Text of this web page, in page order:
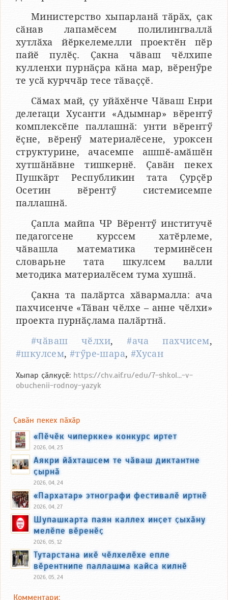
Министерство хыпарланӑ тӑрӑх, ҫак
сӑнав лапамӗсем полилингваллӑ
хутлӑха йӗркелемелли проектӗн пӗр
пайӗ пулӗҫ. Ҫакна чӑваш чӗлхипе
кулленхи пурнӑҫра кӑна мар, вӗренӳре
те усӑ курччӑр тесе тӑваҫҫӗ.
Сӑмах май, ҫу уйӑхӗнче Чӑваш Енри
делегаци Хусанти «Адымнар» вӗрентӳ
комплексӗпе паллашнӑ: унти вӗрентӳ
ӗҫне, вӗренӳ материалӗсене, уроксен
структурине, ачасемпе ашшӗ-амӑшӗн
хутшӑнӑвне тишкернӗ. Ҫавӑн пекех
Пушкӑрт Республикин тата Ҫурҫӗр
Осетин вӗрентӳ системисемпе
паллашнӑ.
Ҫапла майпа ЧР Вӗрентӳ институчӗ
педагогсене курссем хатӗрлеме,
чӑвашла математика терминӗсен
словарьне тата шкулсем валли
методика материалӗсем тума хушнӑ.
Ҫакна та палӑртса хӑвармалла: ача
пахчисенче «Тӑван чӗлхе – анне чӗлхи»
проекта пурнӑҫлама палӑртнӑ.
#чӑваш чӗлхи,#ача пахчисем,
#шкулсем,#тӳре-шара, #Хусан
Хыпар ҫӑлкуҫӗ: https://chv.aif.ru/edu/7-shkol...-v-
obuchenii-rodnoy-yazyk
Ҫавӑн пекех пӑхӑр
«Пӗчӗк чиперкке» конкурс иртет
2026, 04, 23
Аякри йӑхташсем те чӑваш диктантне
ҫырнӑ
2026, 04, 24
«Пархатар» этнографи фестивалӗ иртнӗ
2026, 04, 27
Шупашкарта паян каллех инҫет ҫыхӑну
мелӗпе вӗренӗҫ
2026, 05, 12
Тутарстана икӗ чӗлхелӗхе епле
вӗрентнипе паллашма кайса килнӗ
2026, 05, 24
Комментари: